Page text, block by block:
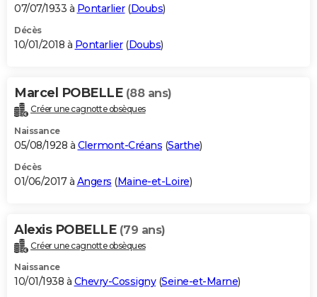
07/07/1933 à Pontarlier(Doubs)
Décès
10/01/2018 à Pontarlier(Doubs)
Marcel POBELLE (88 ans)
Créer une cagnotte obsèques
Naissance
05/08/1928 à Clermont-Créans (Sarthe)
Décès
01/06/2017 à Angers (Maine-et-Loire)
Alexis POBELLE (79 ans)
Créer une cagnotte obsèques
Naissance
10/01/1938 à Chevry-Cossigny(Seine-et-Marne)